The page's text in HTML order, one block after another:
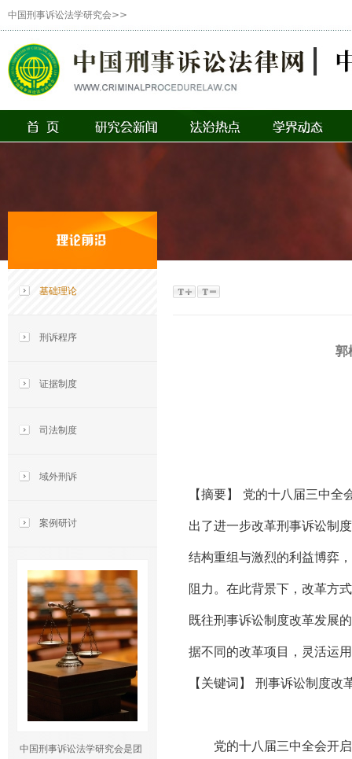
中国刑事诉讼法学研究会>>
基础理论
刑诉程序
证据制度
司法制度
域外刑诉
案例研讨
中国刑事诉讼法学研究会是团
郭
【摘要】 党的十八届三中
出了进一步改革刑事诉讼制
结构重组与激烈的利益博弈
阻力。在此背景下，改革方
既往刑事诉讼制度改革发展
据不同的改革项目，灵活运
【关键词】 刑事诉讼制度
党的十八届三中全会开启